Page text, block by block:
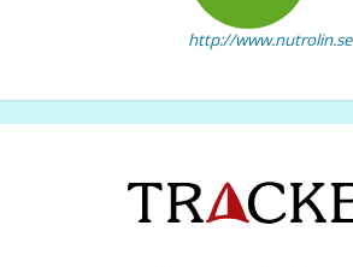
http://www.nutrolin.se